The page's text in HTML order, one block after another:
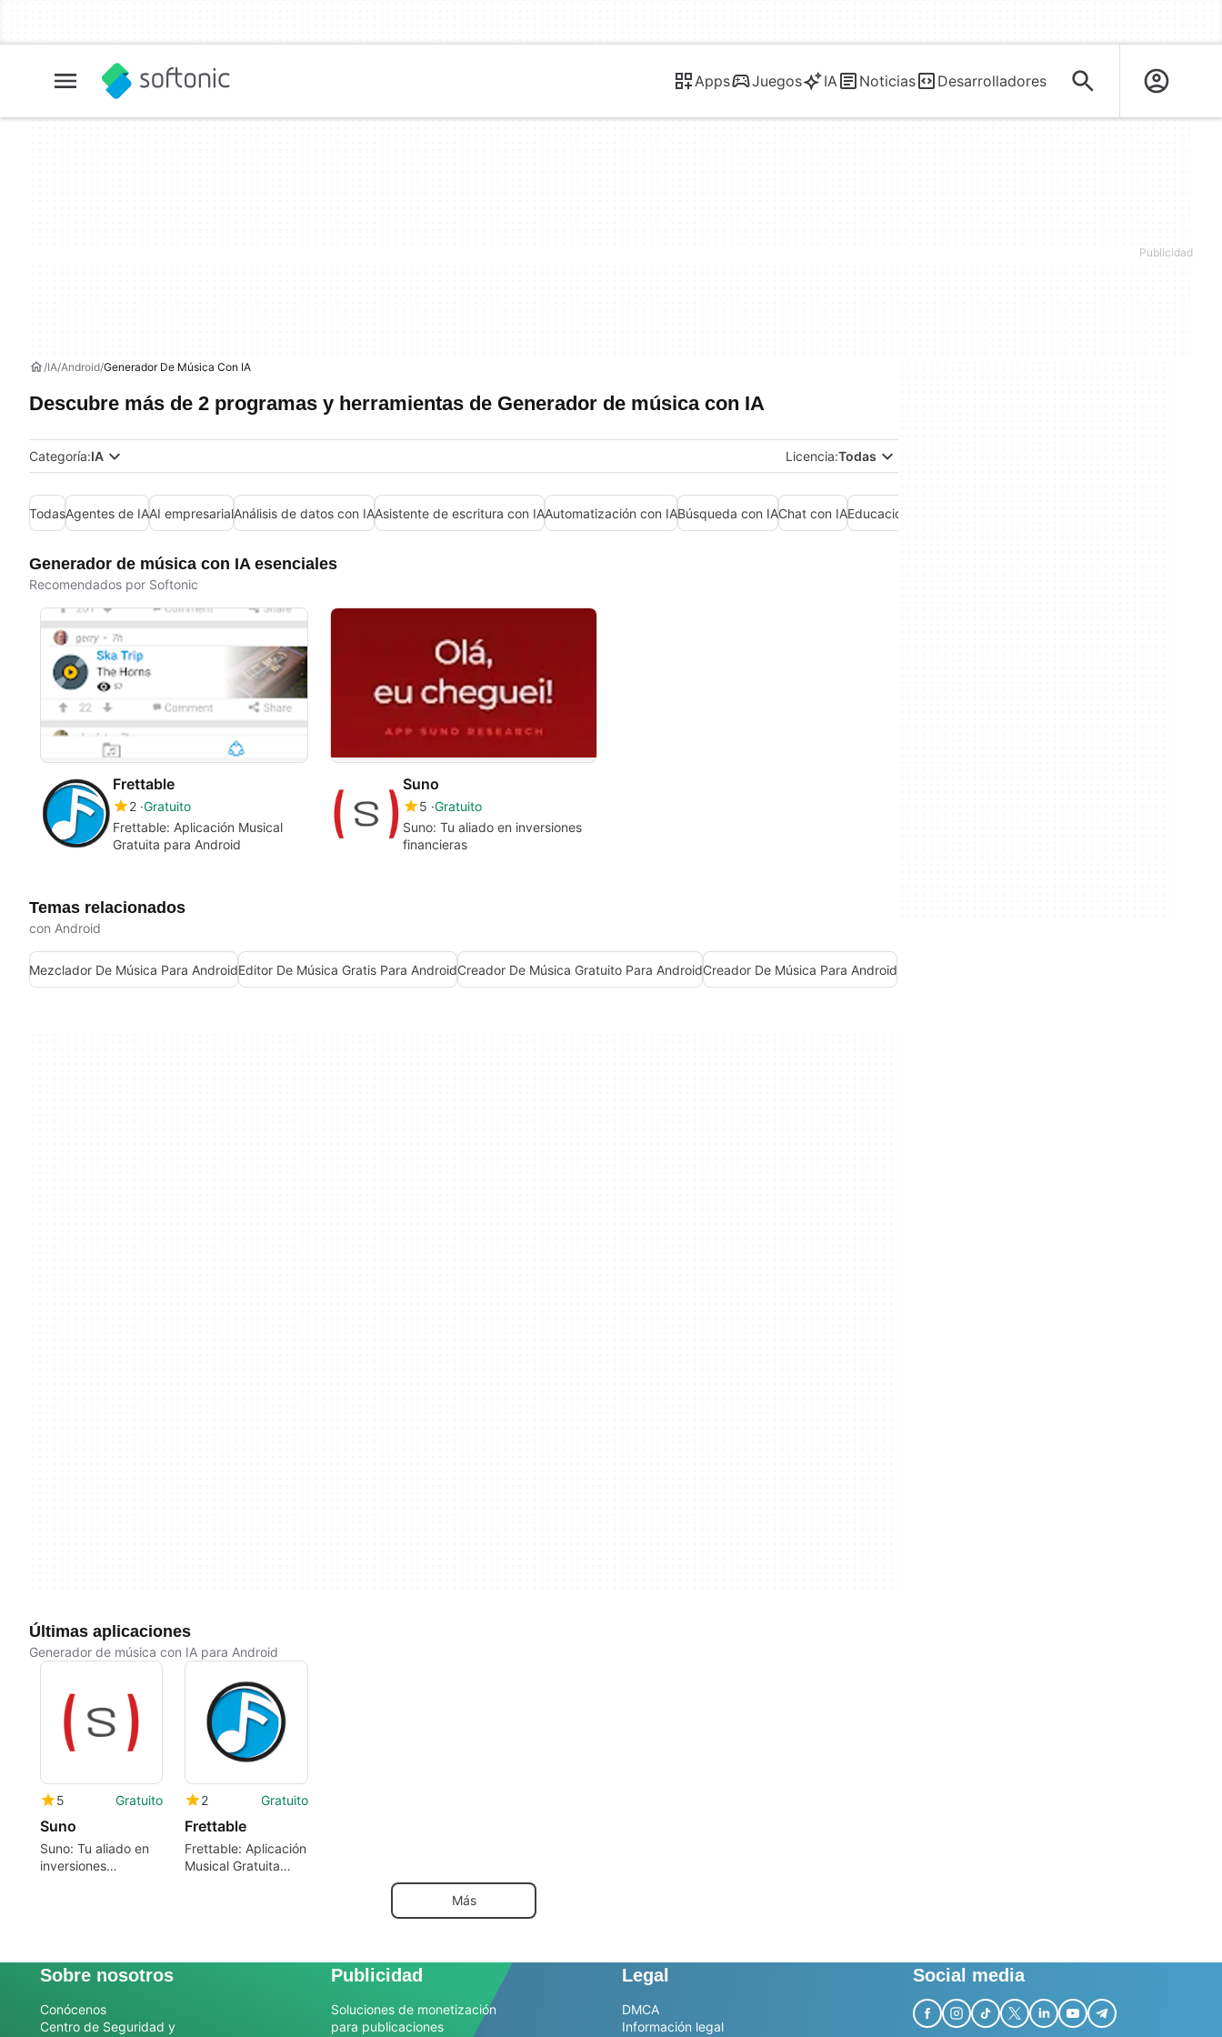
Apps Juegos IA Noticias Desarrolladores
IA Android Generador De Música Con IA
Descubre más de 2 programas y herramientas de Generador de música con IA
Categoría:IA Licencia:Todas
TodasAgentes de IAAI empresarialAnálisis de datos con IAAsistente de escritura con IAAutomatización con IABúsqueda con IAChat con IAEducación con IA
Generador de música con IA esenciales
Recomendados por Softonic
Frettable
2 Gratuito
Frettable: Aplicación Musical
Gratuita para Android
Suno
5 Gratuito
Suno: Tu aliado en inversiones
financieras
Temas relacionados
con Android
Mezclador De Música Para AndroidEditor De Música Gratis Para AndroidCreador De Música Gratuito Para AndroidCreador De Música Para Android
Últimas aplicaciones
Generador de música con IA para Android
5 Gratuito
Suno
Suno: Tu aliado en
inversiones
2 Gratuito
Frettable
Frettable: Aplicación
Musical Gratuita
Más
Sobre nosotros
Conócenos
Centro de Seguridad y
Publicidad
Soluciones de monetización
para publicaciones
Legal
DMCA
Información legal
Social media